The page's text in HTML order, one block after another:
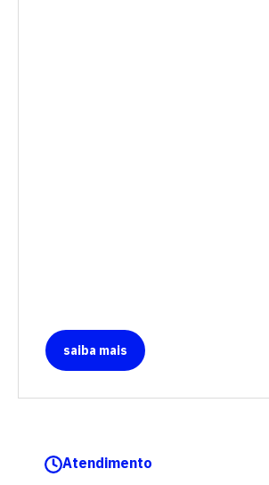
saiba mais
Atendimento